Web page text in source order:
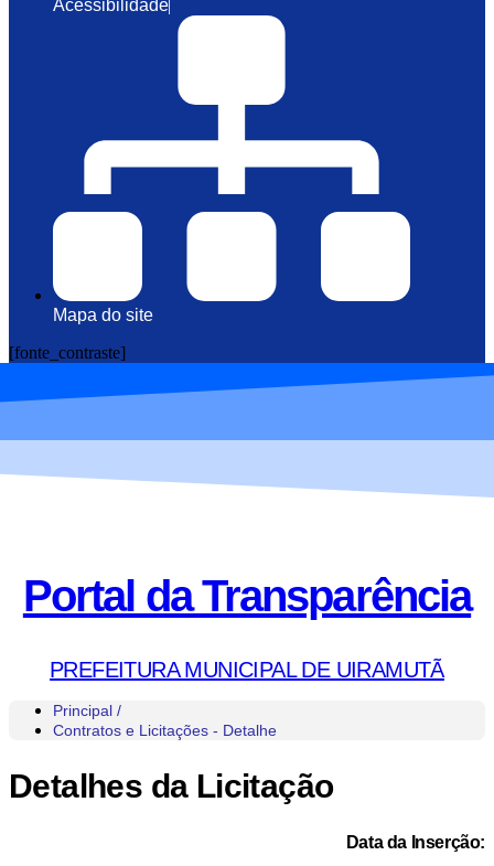
Acessibilidade
Mapa do site
[fonte_contraste]
Portal da Transparência
PREFEITURA MUNICIPAL DE UIRAMUTÃ
Principal /
Contratos e Licitações - Detalhe
Detalhes da Licitação
Data da Inserção: